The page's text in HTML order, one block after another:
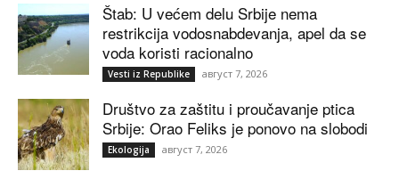
Štab: U većem delu Srbije nema
restrikcija vodosnabdevanja, apel da se
voda koristi racionalno
Vesti iz Republike август 7, 2026
Društvo za zaštitu i proučavanje ptica
Srbije: Orao Feliks je ponovo na slobodi
Ekologija август 7, 2026